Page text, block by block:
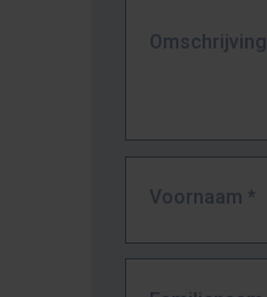
Omschrijving
Voornaam *